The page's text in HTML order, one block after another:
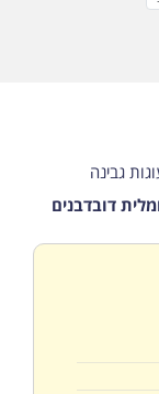
גבינה
דובדבנים